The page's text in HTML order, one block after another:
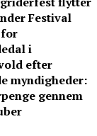
Festival
for
i
efter
myndigheder:
gennem